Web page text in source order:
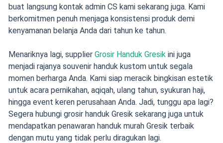
buat langsung kontak admin CS kami sekarang juga. Kami
berkomitmen penuh menjaga konsistensi produk demi
kenyamanan belanja Anda dari tahun ke tahun.
Menariknya lagi, supplier Grosir Handuk Gresikini juga
menjadi rajanya souvenir handuk kustom untuk segala
momen berharga Anda. Kami siap meracik bingkisan estetik
untuk acara pernikahan, aqiqah, ulang tahun, syukuran haji,
hingga event keren perusahaan Anda. Jadi, tunggu apa lagi?
Segera hubungi grosir handuk Gresik sekarang juga untuk
mendapatkan penawaran handuk murah Gresik terbaik
dengan mutu yang tidak perlu diragukan lagi.